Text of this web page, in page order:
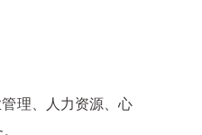
理、人力资源、心